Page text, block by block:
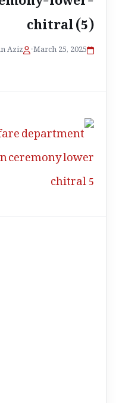
chitral (5)
March 25, 2025
•
Aziz